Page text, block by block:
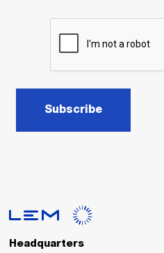
Subscribe
Headquarters